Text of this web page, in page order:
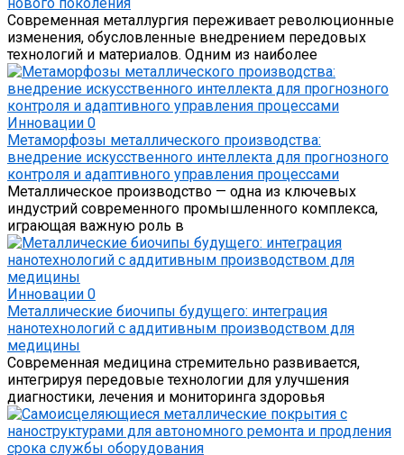
Современная металлургия переживает революционные
изменения, обусловленные внедрением передовых
технологий и материалов. Одним из наиболее
Инновации 0
Метаморфозы металлического производства:
внедрение искусственного интеллекта для прогнозного
контроля и адаптивного управления процессами
Металлическое производство — одна из ключевых
индустрий современного промышленного комплекса,
играющая важную роль в
Инновации 0
Металлические биочипы будущего: интеграция
нанотехнологий с аддитивным производством для
медицины
Современная медицина стремительно развивается,
интегрируя передовые технологии для улучшения
диагностики, лечения и мониторинга здоровья